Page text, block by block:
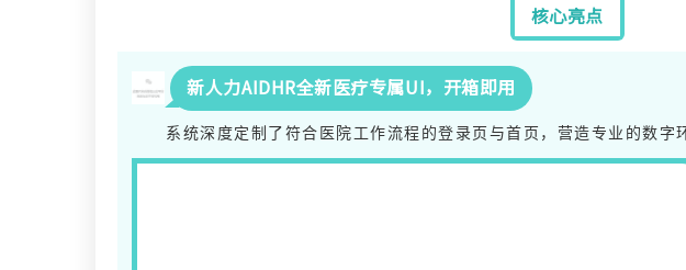
核心亮点
新人力AIDHR全新医疗专属UI，开箱即用
系统深度定制了符合医院工作流程的登录页与首页，营造专业的数字